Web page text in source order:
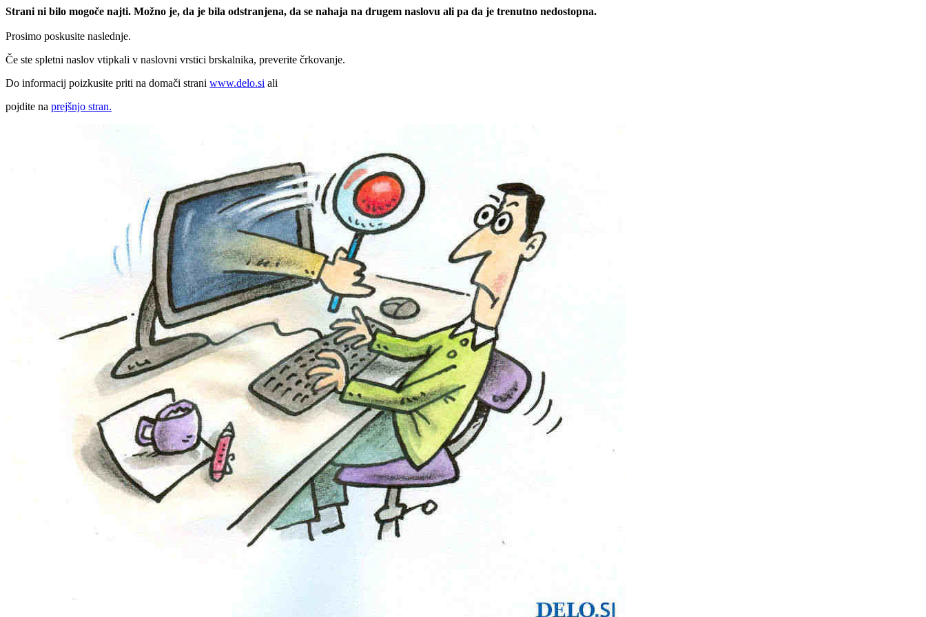
Strani ni bilo mogoče najti. Možno je, da je bila odstranjena, da se nahaja na drugem naslovu ali pa da je trenutno nedostopna.
Prosimo poskusite naslednje.
Če ste spletni naslov vtipkali v naslovni vrstici brskalnika, preverite črkovanje.
Do informacij poizkusite priti na domači strani www.delo.si ali
pojdite na prejšnjo stran.